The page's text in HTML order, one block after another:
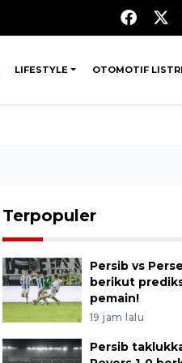
LIFESTYLE OTOMOTIF
Terpopuler
Persib vs
berikut
pemain!
19 jam lalu
Persib